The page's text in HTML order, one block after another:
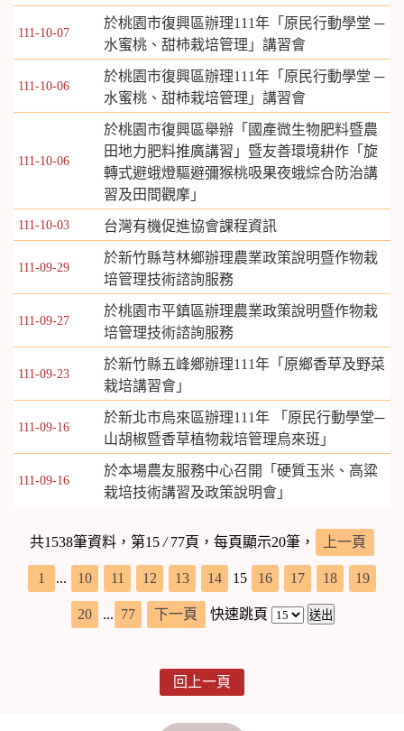
111-10-07
於桃園市復興區辦理111年「原民行動學堂 ─
水蜜桃、甜柿栽培管理」講習會
111-10-06
於桃園市復興區辦理111年「原民行動學堂 ─
水蜜桃、甜柿栽培管理」講習會
111-10-06
於桃園市復興區舉辦「國產微生物肥料暨農
田地力肥料推廣講習」暨友善環境耕作「旋
轉式避蛾燈驅避彌猴桃吸果夜蛾綜合防治講
習及田間觀摩」
111-10-03 台灣有機促進協會課程資訊
111-09-29
於新竹縣芎林鄉辦理農業政策說明暨作物栽
培管理技術諮詢服務
111-09-27
於桃園市平鎮區辦理農業政策說明暨作物栽
培管理技術諮詢服務
111-09-23
於新竹縣五峰鄉辦理111年「原鄉香草及野菜
栽培講習會」
111-09-16
於新北市烏來區辦理111年 「原民行動學堂─
山胡椒暨香草植物栽培管理烏來班」
111-09-16
於本場農友服務中心召開「硬質玉米、高粱
栽培技術講習及政策說明會」
共1538筆資料，第15/77頁，每頁顯示20筆， 上一頁
1 ... 10 11 12 13 14 15 16 17 18 19
20 ... 77 下一頁 快速跳頁
回上一頁